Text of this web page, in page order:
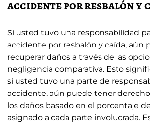
accidente por resbalón y
Si usted tuvo una responsabilidad
accidente por resbalón y caída, aún
recuperar daños a través de las
negligencia comparativa. Esto
si usted tuvo una parte de
accidente, aún puede tener
los daños basado en el porcentaje
asignado a cada parte involucrada.